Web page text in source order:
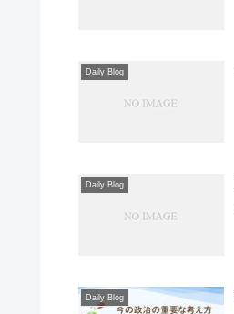
Daily Blog
Daily Blog
Daily Blog